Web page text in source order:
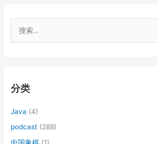
分类
Java (4)
podcast (288)
中国象棋 (1)